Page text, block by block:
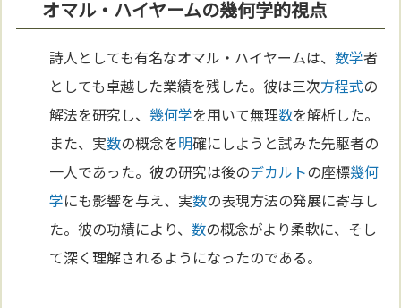
オマル・ハイヤームの幾何学的視点
詩人としても有名なオマル・ハイヤームは、数学者
としても卓越した業績を残した。彼は三次方程式の
解法を研究し、幾何学を用いて無理数を解析した。
また、実数の概念を明確にしようと試みた先駆者の
一人であった。彼の研究は後のデカルトの座標幾何
学にも影響を与え、実数の表現方法の発展に寄与し
た。彼の功績により、数の概念がより柔軟に、そし
て深く理解されるようになったのである。